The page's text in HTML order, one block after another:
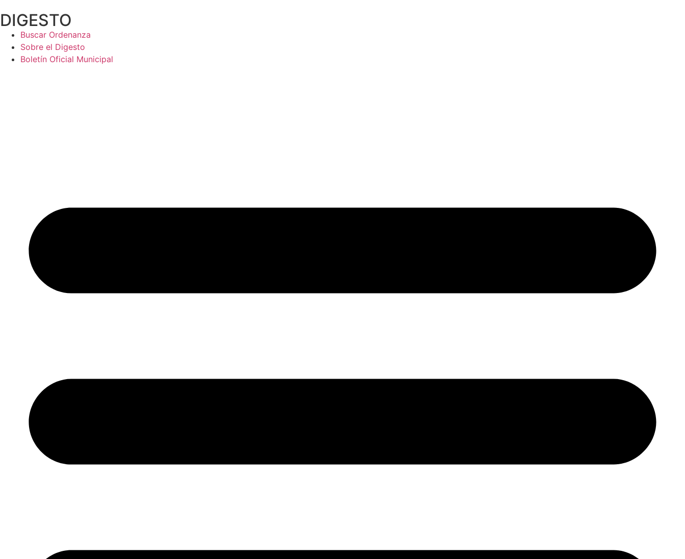
al
contenido
DIGESTO
Buscar Ordenanza
Sobre el Digesto
Boletín Oficial Municipal